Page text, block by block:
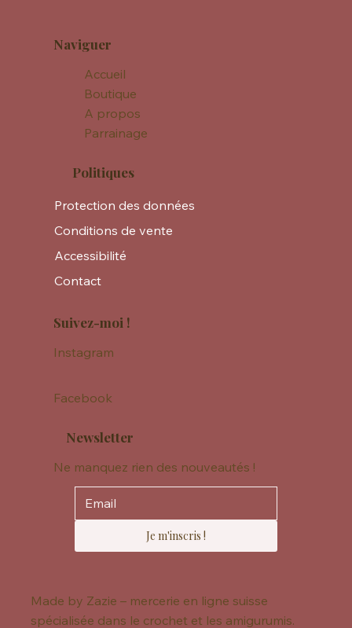
Naviguer
Accueil
Boutique
A propos
Parrainage
Politiques
Protection des données
Conditions de vente
Accessibilité
Contact
Suivez-moi !
Instagram
Facebook
Newsletter
Ne manquez rien des nouveautés !
Je m'inscris !
Made by Zazie – mercerie en ligne suisse
spécialisée dans le crochet et les amigurumis.